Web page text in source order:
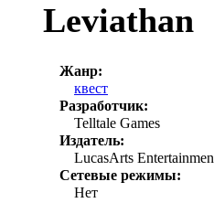
Leviathan
Жанр:
квест
Разработчик:
Telltale Games
Издатель:
LucasArts
Сетевые режимы:
Нет